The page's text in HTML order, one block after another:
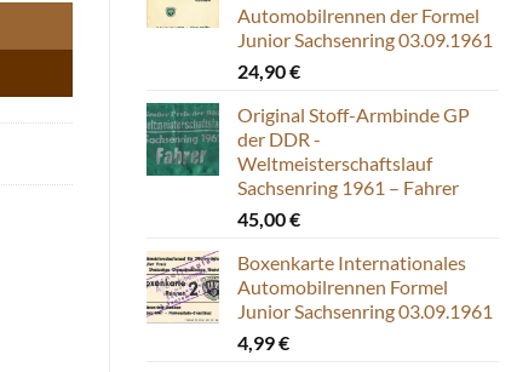
Automobilrennen der Formel
Junior Sachsenring 03.09.1961
24,90€
Original Stoff-Armbinde GP
der DDR -
Weltmeisterschaftslauf
Sachsenring 1961 – Fahrer
45,00€
Boxenkarte Internationales
Automobilrennen Formel
Junior Sachsenring 03.09.1961
4,99€